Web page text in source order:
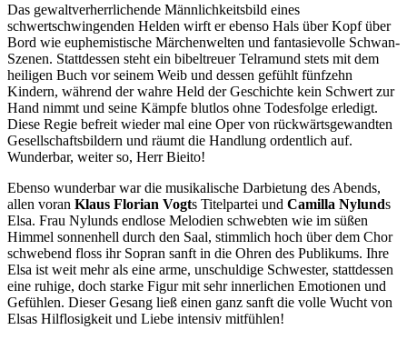
Das gewaltverherrlichende Männlichkeitsbild eines
schwertschwingenden Helden wirft er ebenso Hals über Kopf über
Bord wie euphemistische Märchenwelten und fantasievolle Schwan-
Szenen. Stattdessen steht ein bibeltreuer Telramund stets mit dem
heiligen Buch vor seinem Weib und dessen gefühlt fünfzehn
Kindern, während der wahre Held der Geschichte kein Schwert zur
Hand nimmt und seine Kämpfe blutlos ohne Todesfolge erledigt.
Diese Regie befreit wieder mal eine Oper von rückwärtsgewandten
Gesellschaftsbildern und räumt die Handlung ordentlich auf.
Wunderbar, weiter so, Herr Bieito!
Ebenso wunderbar war die musikalische Darbietung des Abends,
allen voran Klaus Florian Vogts Titelpartei und Camilla Nylunds
Elsa. Frau Nylunds endlose Melodien schwebten wie im süßen
Himmel sonnenhell durch den Saal, stimmlich hoch über dem Chor
schwebend floss ihr Sopran sanft in die Ohren des Publikums. Ihre
Elsa ist weit mehr als eine arme, unschuldige Schwester, stattdessen
eine ruhige, doch starke Figur mit sehr innerlichen Emotionen und
Gefühlen. Dieser Gesang ließ einen ganz sanft die volle Wucht von
Elsas Hilflosigkeit und Liebe intensiv mitfühlen!